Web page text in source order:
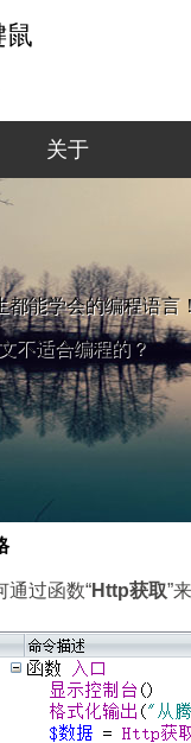
鼠
关于
都能学会的编程语言！
不适合编程的？
通过函数“Http获取”